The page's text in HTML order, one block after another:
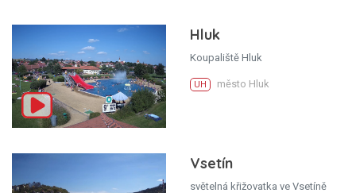
Hluk
Koupaliště Hluk
UH město Hluk
Vsetín
světelná křižovatka ve Vsetíně